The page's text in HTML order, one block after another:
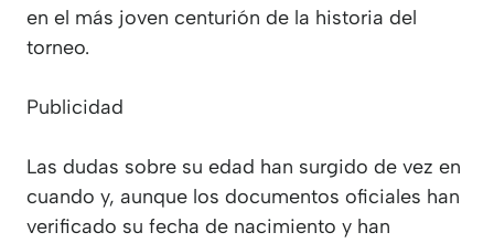
en el más joven centurión de la historia del
torneo.
Publicidad
Las dudas sobre su edad han surgido de vez en
cuando y, aunque los documentos oficiales han
verificado su fecha de nacimiento y han